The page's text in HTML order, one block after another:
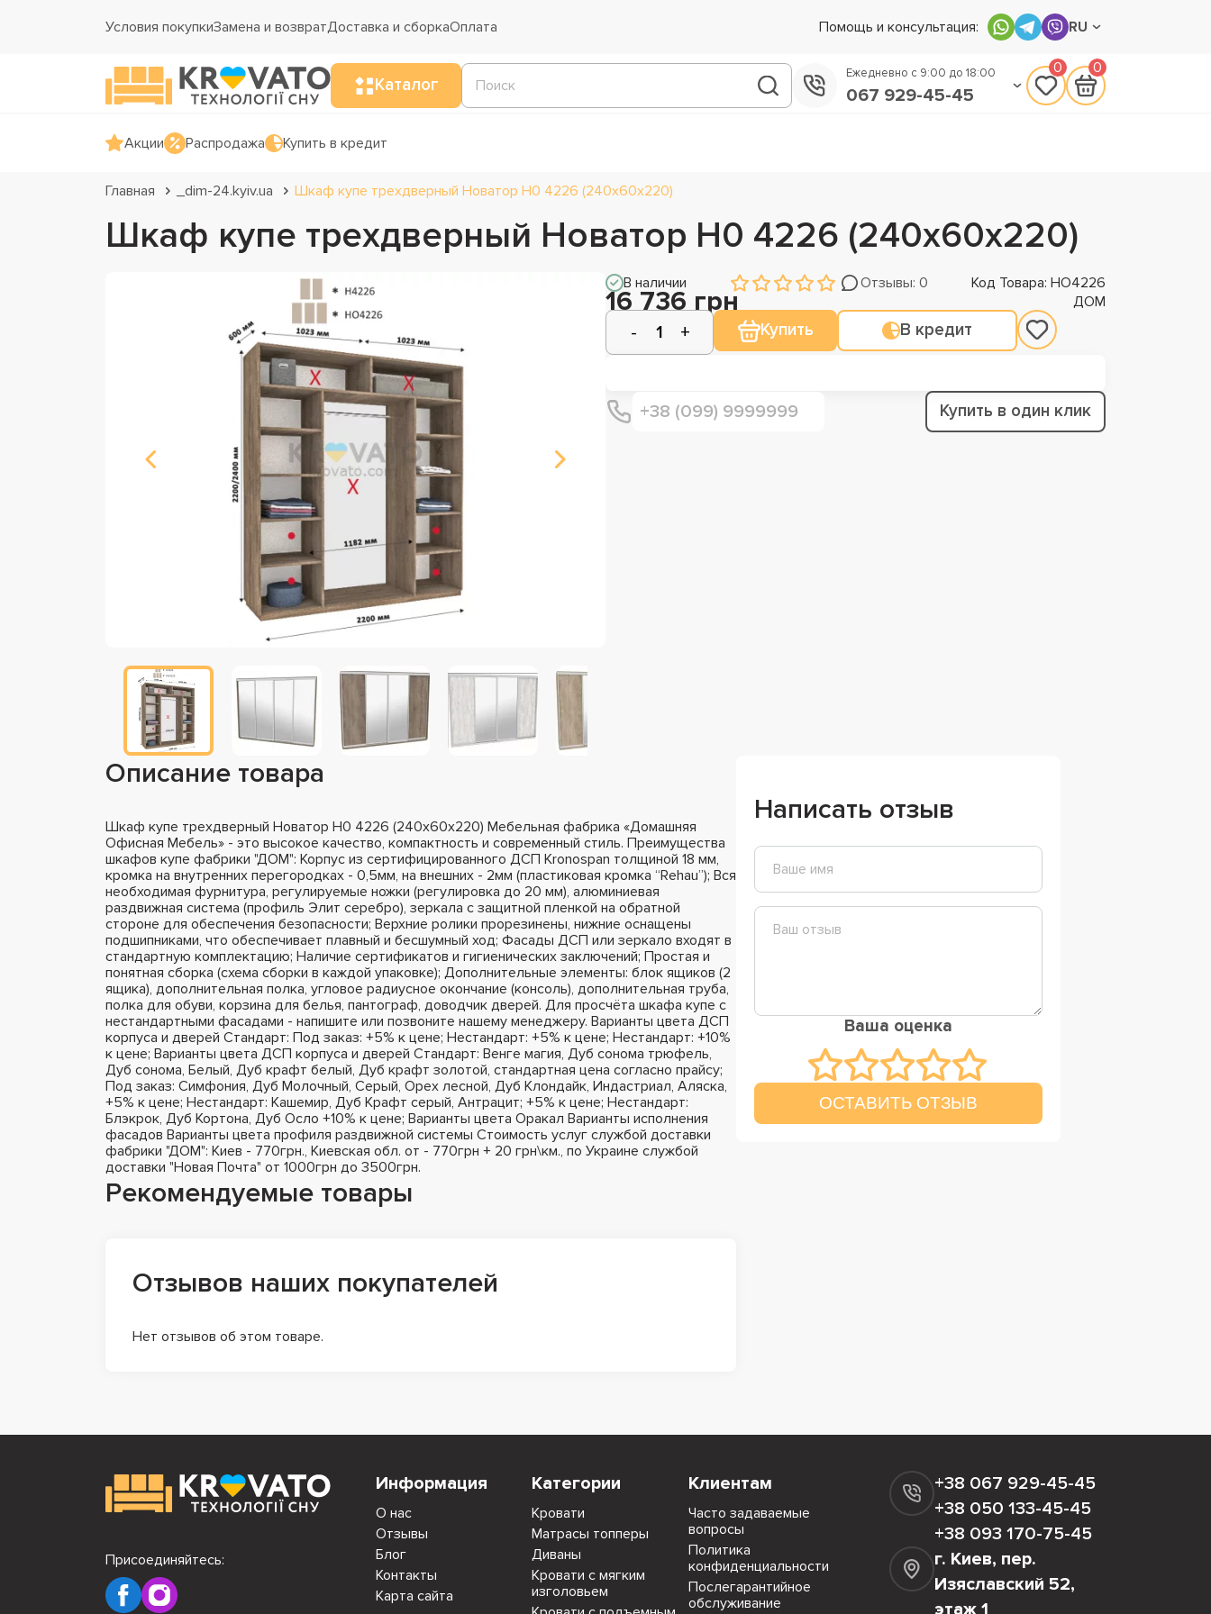
Условия покупкиЗамена и возвратДоставка и сборкаОплата Помощь и консультация: RU
Каталог
Ежедневно с 9:00 до 18:00
067 929-45-45
0 0
Акции Распродажа Купить в кредит
Главная _dim-24.kyiv.ua Шкаф купе трехдверный Новатор Н0 4226 (240х60х220)
Шкаф купе трехдверный Новатор Н0 4226 (240х60х220)
В наличии Отзывы: 0 Код Товара: НО4226
16 736 грн ДОМ
Купить В кредит
Купить в один клик
Описание товара
Шкаф купе трехдверный Новатор Н0 4226 (240х60х220) Мебельная фабрика «Домашняя
Офисная Мебель» - это высокое качество, компактность и современный стиль. Преимущества
шкафов купе фабрики "ДОМ": Корпус из сертифицированного ДСП Kronospan толщиной 18 мм,
кромка на внутренних перегородках - 0,5мм, на внешних - 2мм (пластиковая кромка “Rehau”); Вся
необходимая фурнитура, регулируемые ножки (регулировка до 20 мм), алюминиевая
раздвижная система (профиль Элит серебро), зеркала с защитной пленкой на обратной
стороне для обеспечения безопасности; Верхние ролики прорезинены, нижние оснащены
подшипниками, что обеспечивает плавный и бесшумный ход; Фасады ДСП или зеркало входят в
стандартную комплектацию; Наличие сертификатов и гигиенических заключений; Простая и
понятная сборка (схема сборки в каждой упаковке); Дополнительные элементы: блок ящиков (2
ящика), дополнительная полка, угловое радиусное окончание (консоль), дополнительная труба,
полка для обуви, корзина для белья, пантограф, доводчик дверей. Для просчёта шкафа купе с
нестандартными фасадами - напишите или позвоните нашему менеджеру. Варианты цвета ДСП
корпуса и дверей Стандарт: Под заказ: +5% к цене; Нестандарт: +5% к цене; Нестандарт: +10%
к цене; Варианты цвета ДСП корпуса и дверей Стандарт: Венге магия, Дуб сонома трюфель,
Дуб сонома, Белый, Дуб крафт белый, Дуб крафт золотой, стандартная цена согласно прайсу;
Под заказ: Симфония, Дуб Молочный, Серый, Орех лесной, Дуб Клондайк, Индастриал, Аляска,
+5% к цене; Нестандарт: Кашемир, Дуб Крафт серый, Антрацит; +5% к цене; Нестандарт:
Блэкрок, Дуб Кортона, Дуб Осло +10% к цене; Варианты цвета Оракал Варианты исполнения
фасадов Варианты цвета профиля раздвижной системы Стоимость услуг службой доставки
фабрики "ДОМ": Киев - 770грн., Киевская обл. от - 770грн + 20 грн\км., по Украине службой
доставки "Новая Почта" от 1000грн до 3500грн.
Рекомендуемые товары
Отзывов наших покупателей
Нет отзывов об этом товаре.
Написать отзыв
Ваша оценка
ОСТАВИТЬ ОТЗЫВ
Информация
О нас
Отзывы
Блог
Контакты
Карта сайта
Категории
Кровати
Матрасы топперы
Диваны
Кровати с мягким
изголовьем
Клиентам
Часто задаваемые
вопросы
Политика
конфиденциальности
Послегарантийное
обслуживание
+38 067 929-45-45
+38 050 133-45-45
+38 093 170-75-45
г. Киев, пер.
Изяславский 52,
этаж 1
Присоединяйтесь: